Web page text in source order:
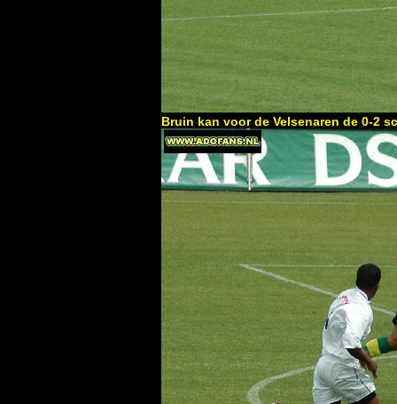
Bruin kan voor de Velsenaren de 0-2